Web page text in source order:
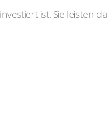
ist. Sie leisten